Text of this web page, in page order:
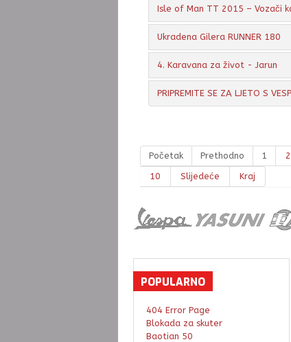
Isle of Man TT 2015 – Vozači
Ukradena Gilera RUNNER 180
4. Karavana za život - Jarun
PRIPREMITE SE ZA LJETO S
Početak Prethodno 1 2
10
Slijedeće Kraj
POPULARNO
404 Error Page
Blokada za skuter
Baotian 50